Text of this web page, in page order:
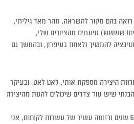
בהם מקור להשראה, מהר מאד גיליתי,
שששש) נפעמים מהציורים שלי,
להמשיך ולאחוז בעיפרון, ובהמשך גם
היצירה מספקת אותי, לאט לאט, ובעיקר
שיש עוד צדדים שיכולים להנות מהיצירה
וכיום, אחרי ניסיון של מעל ל-6 שנים ורזומה עשיר של עשרות לקוחות, אני